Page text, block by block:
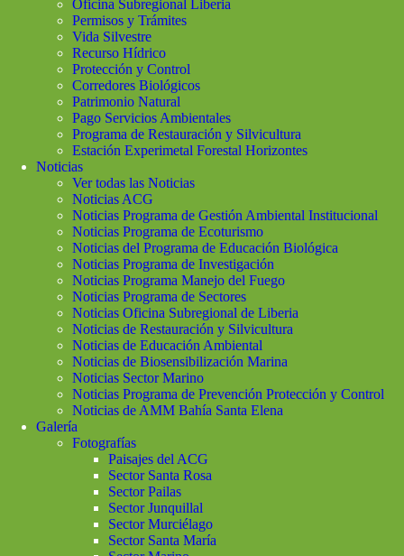
Oficina Subregional Liberia
Permisos y Trámites
Vida Silvestre
Recurso Hídrico
Protección y Control
Corredores Biológicos
Patrimonio Natural
Pago Servicios Ambientales
Programa de Restauración y Silvicultura
Estación Experimetal Forestal Horizontes
Noticias
Ver todas las Noticias
Noticias ACG
Noticias Programa de Gestión Ambiental Institucional
Noticias Programa de Ecoturismo
Noticias del Programa de Educación Biológica
Noticias Programa de Investigación
Noticias Programa Manejo del Fuego
Noticias Programa de Sectores
Noticias Oficina Subregional de Liberia
Noticias de Restauración y Silvicultura
Noticias de Educación Ambiental
Noticias de Biosensibilización Marina
Noticias Sector Marino
Noticias Programa de Prevención Protección y Control
Noticias de AMM Bahía Santa Elena
Galería
Fotografías
Paisajes del ACG
Sector Santa Rosa
Sector Pailas
Sector Junquillal
Sector Murciélago
Sector Santa María